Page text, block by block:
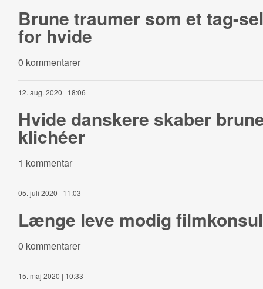
Brune traumer som et tag-
for hvide
0 kommentarer
12. aug. 2020 | 18:06
Hvide danskere skaber
klichéer
1 kommentar
05. juli 2020 | 11:03
Længe leve modig
0 kommentarer
15. maj 2020 | 10:33